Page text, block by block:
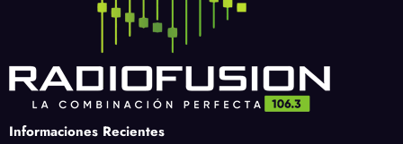
Informaciones Recientes